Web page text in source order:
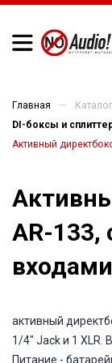
Главная — Каталог
DI-боксы и
Активный
AR-133,
входами
активный
1/4" Jack и 1 XLR.
Питание -